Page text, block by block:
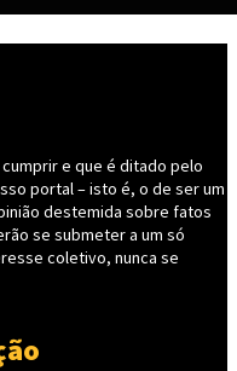
e que é ditado pelo
portal – isto é, o de ser um
destemida sobre fatos
se submeter a um só
coletivo, nunca se